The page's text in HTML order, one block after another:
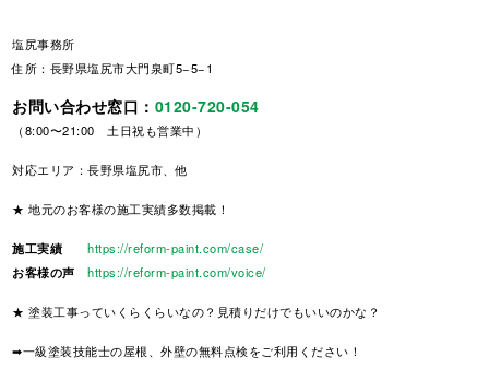
塩尻事務所
住所：長野県塩尻市大門泉町5−5−1
お問い合わせ窓口： 0120-720-054
（8:00〜21:00 土日祝も営業中）
対応エリア：長野県塩尻市、他
★ 地元のお客様の施工実績多数掲載！
施工実績
https://reform-paint.com/case/
お客様の声
https://reform-paint.com/voice/
★ 塗装工事っていくらくらいなの？見積りだけでもいいのかな？
➡一級塗装技能士の屋根、外壁の無料点検をご利用ください！